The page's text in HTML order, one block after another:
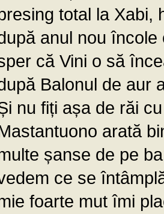
total la Xabi,
anul nou
că Vini o să
Balonul de aur
nu fiți așa de răi
arată
șanse de pe
ce se
foarte mut îmi